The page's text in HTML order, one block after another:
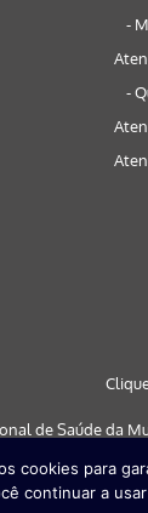
-
-
de Saúde da
navegadores:
cookies para
continuar a